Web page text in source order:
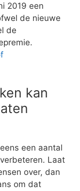
2019 een
de nieuwe
de
kan
een aantal
Laat
over, dan
om dat